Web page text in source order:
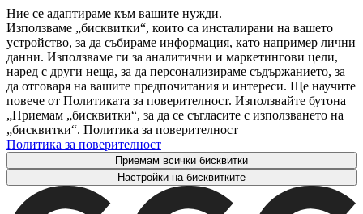
Ние се адаптираме към вашите нужди.
Използваме „бисквитки“, които са инсталирани на вашето
устройство, за да събираме информация, като например лични
данни. Използваме ги за аналитични и маркетингови цели,
наред с други неща, за да персонализираме съдържанието, за
да отговаря на вашите предпочитания и интереси. Ще научите
повече от Политиката за поверителност. Използвайте бутона
„Приемам „бисквитки“, за да се съгласите с използването на
„бисквитки“. Политика за поверителност
Политика за поверителност
Приемам всички бисквитки
Настройки на бисквитките